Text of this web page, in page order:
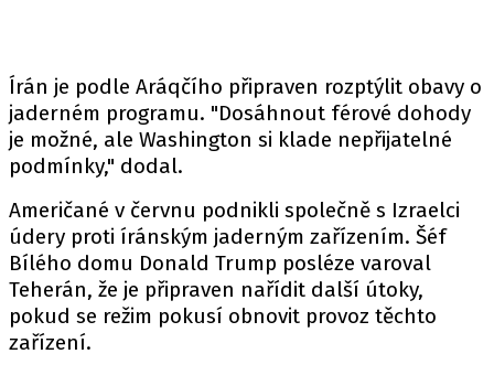
Írán je podle Aráqčího připraven rozptýlit obavy o
jaderném programu. "Dosáhnout férové dohody
je možné, ale Washington si klade nepřijatelné
podmínky," dodal.
Američané v červnu podnikli společně s Izraelci
údery proti íránským jaderným zařízením. Šéf
Bílého domu Donald Trump posléze varoval
Teherán, že je připraven nařídit další útoky,
pokud se režim pokusí obnovit provoz těchto
zařízení.